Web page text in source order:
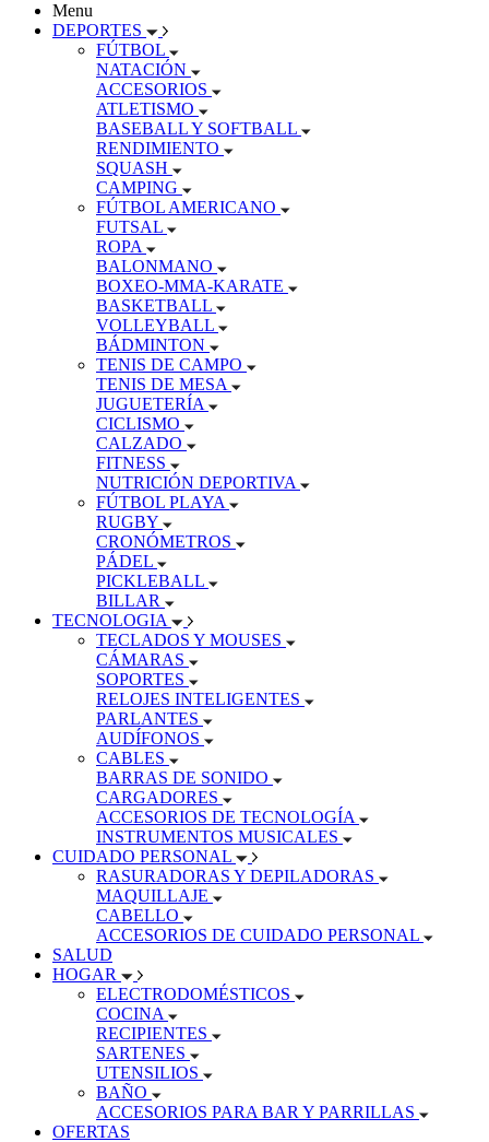
Menu
DEPORTES
FÚTBOL
NATACIÓN
ACCESORIOS
ATLETISMO
BASEBALL Y SOFTBALL
RENDIMIENTO
SQUASH
CAMPING
FÚTBOL AMERICANO
FUTSAL
ROPA
BALONMANO
BOXEO-MMA-KARATE
BASKETBALL
VOLLEYBALL
BÁDMINTON
TENIS DE CAMPO
TENIS DE MESA
JUGUETERÍA
CICLISMO
CALZADO
FITNESS
NUTRICIÓN DEPORTIVA
FÚTBOL PLAYA
RUGBY
CRONÓMETROS
PÁDEL
PICKLEBALL
BILLAR
TECNOLOGIA
TECLADOS Y MOUSES
CÁMARAS
SOPORTES
RELOJES INTELIGENTES
PARLANTES
AUDÍFONOS
CABLES
BARRAS DE SONIDO
CARGADORES
ACCESORIOS DE TECNOLOGÍA
INSTRUMENTOS MUSICALES
CUIDADO PERSONAL
RASURADORAS Y DEPILADORAS
MAQUILLAJE
CABELLO
ACCESORIOS DE CUIDADO PERSONAL
SALUD
HOGAR
ELECTRODOMÉSTICOS
COCINA
RECIPIENTES
SARTENES
UTENSILIOS
BAÑO
ACCESORIOS PARA BAR Y PARRILLAS
OFERTAS